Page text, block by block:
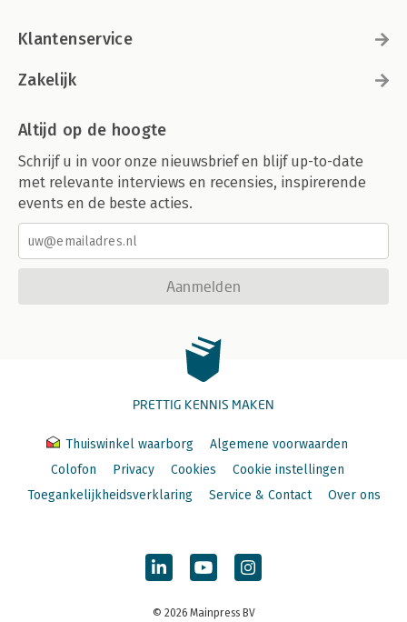
Klantenservice
Zakelijk
Altijd op de hoogte
Schrijf u in voor onze nieuwsbrief en blijf up-to-date
met relevante interviews en recensies, inspirerende
events en de beste acties.
Aanmelden
PRETTIG KENNIS MAKEN
Thuiswinkel waarborg
Algemene voorwaarden
Colofon
Privacy Cookies
Cookie instellingen
Toegankelijkheidsverklaring
Service & Contact Over ons
© 2026 Mainpress BV